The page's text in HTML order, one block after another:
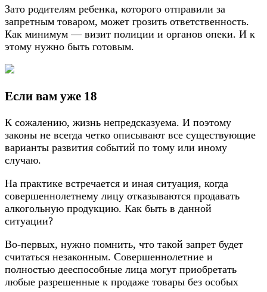
Зато родителям ребенка, которого отправили за
запретным товаром, может грозить ответственность.
Как минимум — визит полиции и органов опеки. И к
этому нужно быть готовым.
Если вам уже 18
К сожалению, жизнь непредсказуема. И поэтому
законы не всегда четко описывают все существующие
варианты развития событий по тому или иному
случаю.
На практике встречается и иная ситуация, когда
совершеннолетнему лицу отказываются продавать
алкогольную продукцию. Как быть в данной
ситуации?
Во-первых, нужно помнить, что такой запрет будет
считаться незаконным. Совершеннолетние и
полностью дееспособные лица могут приобретать
любые разрешенные к продаже товары без особых